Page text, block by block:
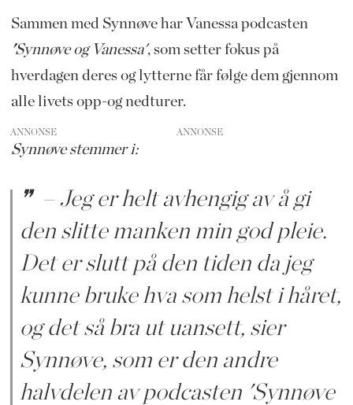
Sammen med Synnøve har Vanessa podcasten
'Synnøve og Vanessa', som setter fokus på
hverdagen deres og lytterne får følge dem gjennom
alle livets opp-og nedturer.
ANNONSE
Synnøve stemmer i:
– Jeg er helt avhengig av å gi
den slitte manken min god pleie.
Det er slutt på den tiden da jeg
kunne bruke hva som helst i håret,
og det så bra ut uansett, sier
Synnøve, som er den andre
halvdelen av podcasten 'Synnøve